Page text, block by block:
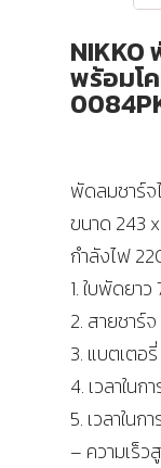
NIKKO
พร้อมโ
พัดลมชาร์จ
ขนาด 243
กำลังไฟ
1. ใบพัดยาว
2. สายชาร์
3. แบตเตอ
4. เวลาในก
5. เวลาในก
– ความเร็ว